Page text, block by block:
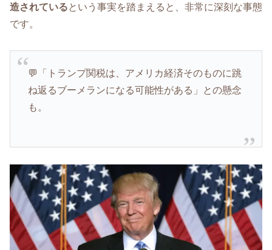
造されているという事実を踏まえると、非常に深刻な事態
です。
💬「トランプ関税は、アメリカ経済そのものに跳
ね返るブーメランになる可能性がある」との懸念
も。